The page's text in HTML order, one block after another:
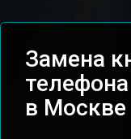
Замена
в Москве